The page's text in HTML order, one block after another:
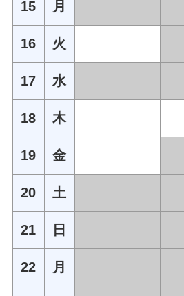
15 月
16 火
17 水
18 木
19 金
20 土
21 日
22 月